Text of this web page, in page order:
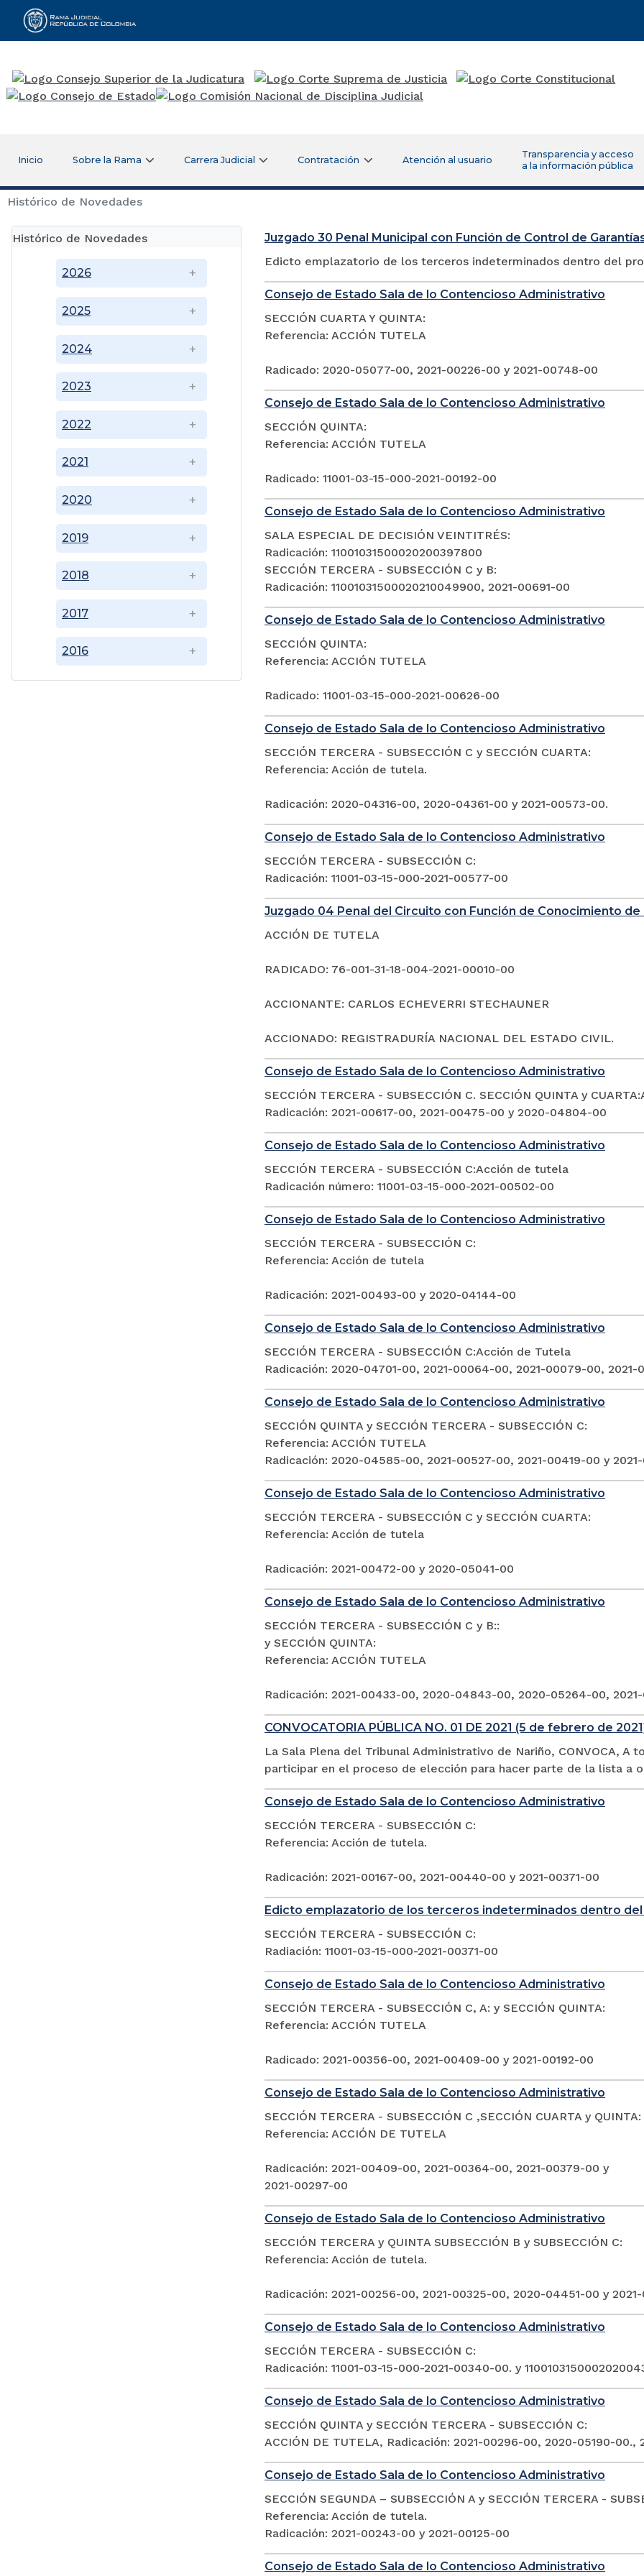
Rama Judicial
Inicio Sobre la Rama Carrera Judicial Contratación Atención al usuario
Transparencia y acceso
a la información pública
Histórico de Novedades
Histórico de Novedades
2016
2017
2018
2019
2020
2021
2022
2023
2024
2025
2026
Juzgado 30 Penal Municipal con Función de Control de
Edicto emplazatorio de los terceros indeterminados dentro del
Consejo de Estado Sala de lo Contencioso Administrativo
SECCIÓN CUARTA Y QUINTA:
Referencia: ACCIÓN TUTELA
Radicado: 2020-05077-00, 2021-00226-00 y 2021-00748-00
Consejo de Estado Sala de lo Contencioso Administrativo
SECCIÓN QUINTA:
Referencia: ACCIÓN TUTELA
Radicado: 11001-03-15-000-2021-00192-00
Consejo de Estado Sala de lo Contencioso Administrativo
SALA ESPECIAL DE DECISIÓN VEINTITRÉS:
Radicación: 11001031500020200397800
SECCIÓN TERCERA - SUBSECCIÓN C y B:
Radicación: 11001031500020210049900, 2021-00691-00
Consejo de Estado Sala de lo Contencioso Administrativo
SECCIÓN QUINTA:
Referencia: ACCIÓN TUTELA
Radicado: 11001-03-15-000-2021-00626-00
Consejo de Estado Sala de lo Contencioso Administrativo
SECCIÓN TERCERA - SUBSECCIÓN C y SECCIÓN CUARTA:
Referencia: Acción de tutela.
Radicación: 2020-04316-00, 2020-04361-00 y 2021-00573-00.
Consejo de Estado Sala de lo Contencioso Administrativo
SECCIÓN TERCERA - SUBSECCIÓN C:
Radicación: 11001-03-15-000-2021-00577-00
Juzgado 04 Penal del Circuito con Función de Conocimiento de
ACCIÓN DE TUTELA
RADICADO: 76-001-31-18-004-2021-00010-00
ACCIONANTE: CARLOS ECHEVERRI STECHAUNER
ACCIONADO: REGISTRADURÍA NACIONAL DEL ESTADO CIVIL.
Consejo de Estado Sala de lo Contencioso Administrativo
SECCIÓN TERCERA - SUBSECCIÓN C. SECCIÓN QUINTA y
Radicación: 2021-00617-00, 2021-00475-00 y 2020-04804-00
Consejo de Estado Sala de lo Contencioso Administrativo
SECCIÓN TERCERA - SUBSECCIÓN C:Acción de tutela
Radicación número: 11001-03-15-000-2021-00502-00
Consejo de Estado Sala de lo Contencioso Administrativo
SECCIÓN TERCERA - SUBSECCIÓN C:
Referencia: Acción de tutela
Radicación: 2021-00493-00 y 2020-04144-00
Consejo de Estado Sala de lo Contencioso Administrativo
SECCIÓN TERCERA - SUBSECCIÓN C:Acción de Tutela
Radicación: 2020-04701-00, 2021-00064-00, 2021-00079-00, 2021-
Consejo de Estado Sala de lo Contencioso Administrativo
SECCIÓN QUINTA y SECCIÓN TERCERA - SUBSECCIÓN C:
Referencia: ACCIÓN TUTELA
Radicación: 2020-04585-00, 2021-00527-00, 2021-00419-00 y
Consejo de Estado Sala de lo Contencioso Administrativo
SECCIÓN TERCERA - SUBSECCIÓN C y SECCIÓN CUARTA:
Referencia: Acción de tutela
Radicación: 2021-00472-00 y 2020-05041-00
Consejo de Estado Sala de lo Contencioso Administrativo
SECCIÓN TERCERA - SUBSECCIÓN C y B::
y SECCIÓN QUINTA:
Referencia: ACCIÓN TUTELA
Radicación: 2021-00433-00, 2020-04843-00, 2020-05264-00,
CONVOCATORIA PÚBLICA NO. 01 DE 2021 (5 de febrero de
La Sala Plena del Tribunal Administrativo de Nariño, CONVOCA, A
participar en el proceso de elección para hacer parte de la lista a
Consejo de Estado Sala de lo Contencioso Administrativo
SECCIÓN TERCERA - SUBSECCIÓN C:
Referencia: Acción de tutela.
Radicación: 2021-00167-00, 2021-00440-00 y 2021-00371-00
Edicto emplazatorio de los terceros indeterminados dentro
SECCIÓN TERCERA - SUBSECCIÓN C:
Radiación: 11001-03-15-000-2021-00371-00
Consejo de Estado Sala de lo Contencioso Administrativo
SECCIÓN TERCERA - SUBSECCIÓN C, A: y SECCIÓN QUINTA:
Referencia: ACCIÓN TUTELA
Radicado: 2021-00356-00, 2021-00409-00 y 2021-00192-00
Consejo de Estado Sala de lo Contencioso Administrativo
SECCIÓN TERCERA - SUBSECCIÓN C ,SECCIÓN CUARTA y QUINTA:
Referencia: ACCIÓN DE TUTELA
Radicación: 2021-00409-00, 2021-00364-00, 2021-00379-00 y
2021-00297-00
Consejo de Estado Sala de lo Contencioso Administrativo
SECCIÓN TERCERA y QUINTA SUBSECCIÓN B y SUBSECCIÓN C:
Referencia: Acción de tutela.
Radicación: 2021-00256-00, 2021-00325-00, 2020-04451-00 y
Consejo de Estado Sala de lo Contencioso Administrativo
SECCIÓN TERCERA - SUBSECCIÓN C:
Radicación: 11001-03-15-000-2021-00340-00. y
Consejo de Estado Sala de lo Contencioso Administrativo
SECCIÓN QUINTA y SECCIÓN TERCERA - SUBSECCIÓN C:
ACCIÓN DE TUTELA, Radicación: 2021-00296-00, 2020-05190-
Consejo de Estado Sala de lo Contencioso Administrativo
SECCIÓN SEGUNDA – SUBSECCIÓN A y SECCIÓN TERCERA -
Referencia: Acción de tutela.
Radicación: 2021-00243-00 y 2021-00125-00
Consejo de Estado Sala de lo Contencioso Administrativo